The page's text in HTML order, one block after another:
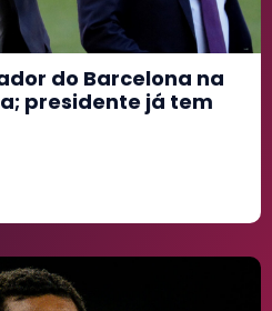
do Barcelona na
presidente já tem